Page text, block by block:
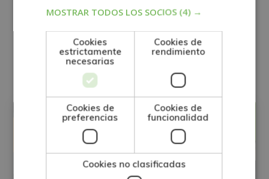
Desea recibir información comercial (vía telefónica y/o email):
Otras titulaciones
DIRECCIÓN GENERAL
MOSTRAR TODOS LOS SOCIOS (4) →
Cookies
estrictamente
necesarias
Cookies de
rendimiento
Cookies de
preferencias
Cookies de
funcionalidad
Cookies no clasificadas